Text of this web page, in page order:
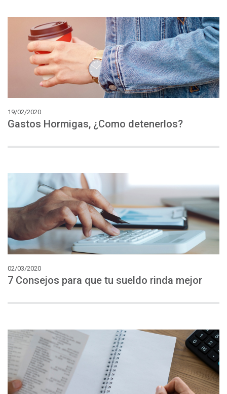
19/02/2020
Gastos Hormigas, ¿Como detenerlos?
02/03/2020
7 Consejos para que tu sueldo rinda mejor